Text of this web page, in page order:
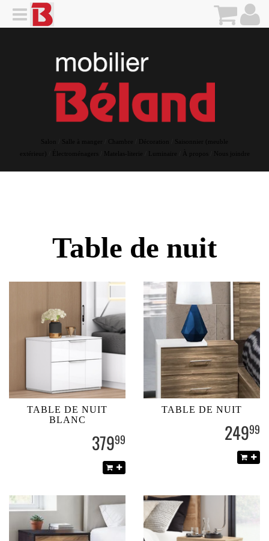
Salon Salle à manger Décoration
Saisonnier (meuble
extérieur)
Matelas-literie Luminaire Nous joindre
Table de nuit
TABLE DE NUIT
BLANC
37999
TABLE DE NUIT
24999